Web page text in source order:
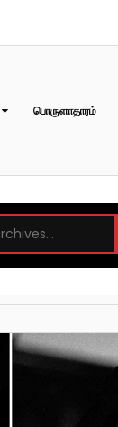
பொருளாதாரம்